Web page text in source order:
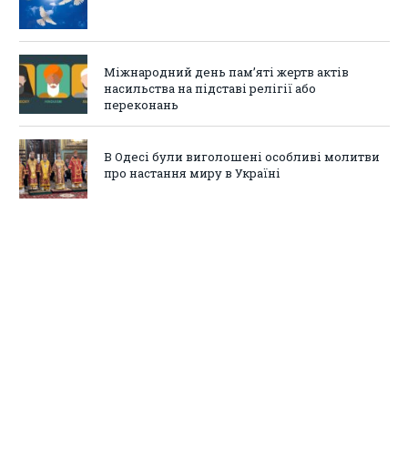
Міжнародний день пам’яті жертв актів
насильства на підставі релігії або
переконань
В Одесі були виголошені особливі молитви
про настання миру в Україні